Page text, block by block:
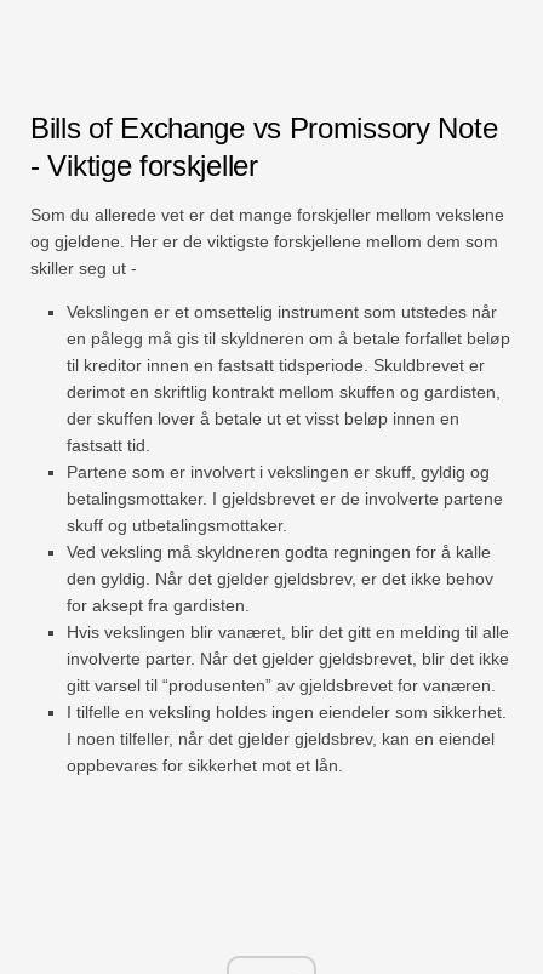
Bills of Exchange vs Promissory Note
- Viktige forskjeller
Som du allerede vet er det mange forskjeller mellom vekslene
og gjeldene. Her er de viktigste forskjellene mellom dem som
skiller seg ut -
Vekslingen er et omsettelig instrument som utstedes når
en pålegg må gis til skyldneren om å betale forfallet beløp
til kreditor innen en fastsatt tidsperiode. Skuldbrevet er
derimot en skriftlig kontrakt mellom skuffen og gardisten,
der skuffen lover å betale ut et visst beløp innen en
fastsatt tid.
Partene som er involvert i vekslingen er skuff, gyldig og
betalingsmottaker. I gjeldsbrevet er de involverte partene
skuff og utbetalingsmottaker.
Ved veksling må skyldneren godta regningen for å kalle
den gyldig. Når det gjelder gjeldsbrev, er det ikke behov
for aksept fra gardisten.
Hvis vekslingen blir vanæret, blir det gitt en melding til alle
involverte parter. Når det gjelder gjeldsbrevet, blir det ikke
gitt varsel til “produsenten” av gjeldsbrevet for vanæren.
I tilfelle en veksling holdes ingen eiendeler som sikkerhet.
I noen tilfeller, når det gjelder gjeldsbrev, kan en eiendel
oppbevares for sikkerhet mot et lån.